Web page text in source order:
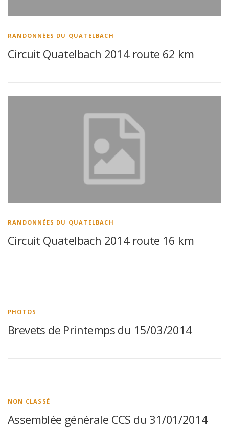
RANDONNÉES DU QUATELBACH
Circuit Quatelbach 2014 route 62 km
RANDONNÉES DU QUATELBACH
Circuit Quatelbach 2014 route 16 km
PHOTOS
Brevets de Printemps du 15/03/2014
NON CLASSÉ
Assemblée générale CCS du 31/01/2014